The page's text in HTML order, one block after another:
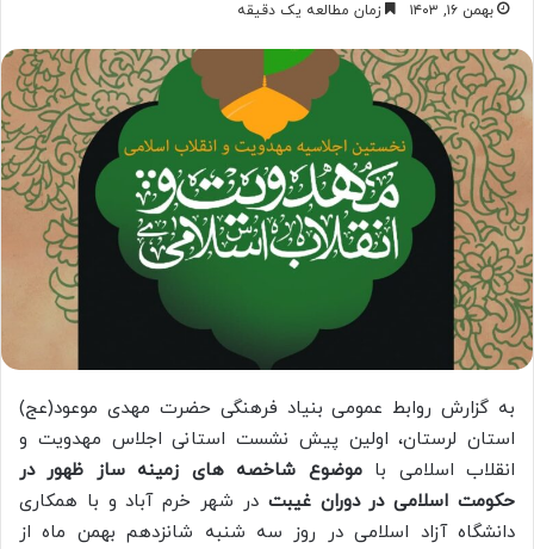
بهمن ۱۶, ۱۴۰۳ زمان مطالعه یک دقیقه
به گزارش روابط عمومی بنیاد فرهنگی حضرت مهدی موعود(عج)
استان لرستان، اولین پیش نشست استانی اجلاس مهدویت و
انقلاب اسلامی باموضوع شاخصه های زمینه ساز ظهور در
حکومت اسلامی در دوران غیبت در شهر خرم آباد و با همکاری
دانشگاه آزاد اسلامی در روز سه شنبه شانزدهم بهمن ماه از